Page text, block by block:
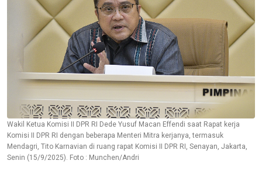
Wakil Ketua Komisi II DPR RI Dede Yusuf Macan Effendi saat Rapat kerja
Komisi II DPR RI dengan beberapa Menteri Mitra kerjanya, termasuk
Mendagri, Tito Karnavian di ruang rapat Komisi II DPR RI, Senayan, Jakarta,
Senin (15/9/2025). Foto : Munchen/Andri